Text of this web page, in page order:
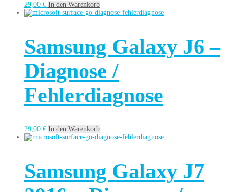
29,00 € In den Warenkorb
Samsung Galaxy J6 –
Diagnose /
Fehlerdiagnose
29,00 € In den Warenkorb
Samsung Galaxy J7